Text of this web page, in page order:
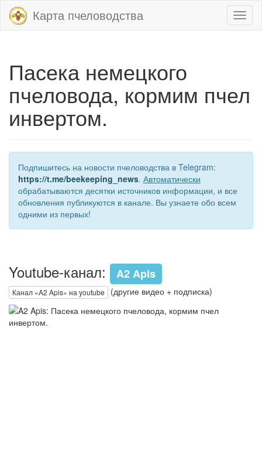
Карта пчеловодства
Пасека немецкого
пчеловода, кормим пчел
инвертом.
Подпишитесь на новости пчеловодства в Telegram:
https://t.me/beekeeping_news. Автоматически
обрабатываются десятки источников информации, и все
обновления публикуются в канале. Вы узнаете обо всем
одними из первых!
Youtube-канал: A2 Apis
Канал «A2 Apis» на youtube (другие видео + подписка)